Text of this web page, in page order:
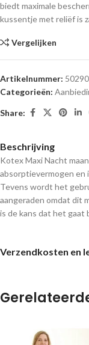
biedt maximale
kussentje met reliëf is
Vergelijken
Artikelnummer:
Categorieën:
Share:
Beschrijving
Kotex Maxi Nacht
absorptievermogen en
Tevens wordt het
aangeraden omdat dit
is de kans dat het gaat
Verzendkosten en